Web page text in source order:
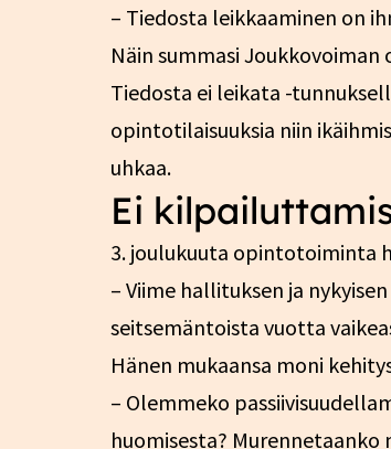
– Tiedosta leikkaaminen on
Näin summasi
Tiedosta ei leikata -
opintotilaisuuksia niin
uhkaa.
Ei
3. joulukuuta opintotoiminta
– Viime hallituksen ja
seitsemäntoista vuotta
Hänen mukaansa moni
– Olemmeko
huomisesta?